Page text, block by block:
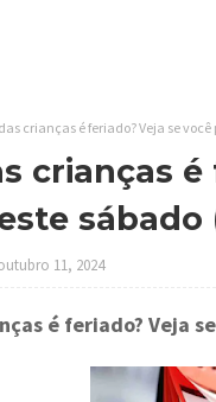
crianças é feriado? Veja se
crianças
sábado
11, 2024
é feriado? Veja